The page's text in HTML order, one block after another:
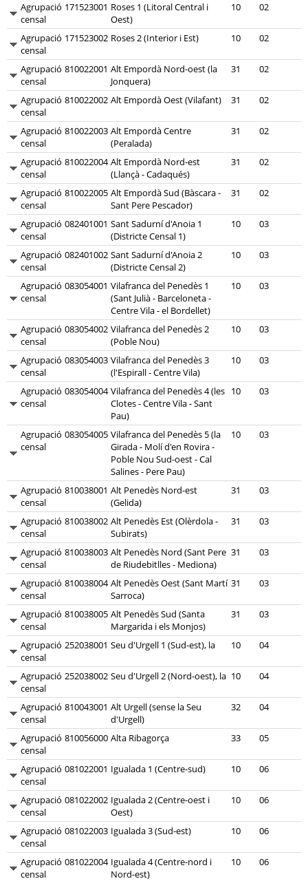
Agrupació
censal
171523001 Roses 1 (Litoral Central i
Oest)
10 02
Agrupació
censal
171523002 Roses 2 (Interior i Est) 10 02
Agrupació
censal
810022001 Alt Empordà Nord-oest (la
Jonquera)
31 02
Agrupació
censal
810022002 Alt Empordà Oest (Vilafant) 31 02
Agrupació
censal
810022003 Alt Empordà Centre
(Peralada)
31 02
Agrupació
censal
810022004 Alt Empordà Nord-est
(Llançà - Cadaqués)
31 02
Agrupació
censal
810022005 Alt Empordà Sud (Bàscara -
Sant Pere Pescador)
31 02
Agrupació
censal
082401001 Sant Sadurní d'Anoia 1
(Districte Censal 1)
10 03
Agrupació
censal
082401002 Sant Sadurní d'Anoia 2
(Districte Censal 2)
10 03
Agrupació
censal
083054001 Vilafranca del Penedès 1
(Sant Julià - Barceloneta -
Centre Vila - el Bordellet)
10 03
Agrupació
censal
083054002 Vilafranca del Penedès 2
(Poble Nou)
10 03
Agrupació
censal
083054003 Vilafranca del Penedès 3
(l'Espirall - Centre Vila)
10 03
Agrupació
censal
083054004 Vilafranca del Penedès 4 (les
Clotes - Centre Vila - Sant
Pau)
10 03
Agrupació
censal
083054005 Vilafranca del Penedès 5 (la
Girada - Molí d'en Rovira -
Poble Nou Sud-oest - Cal
Salines - Pere Pau)
10 03
Agrupació
censal
810038001 Alt Penedès Nord-est
(Gelida)
31 03
Agrupació
censal
810038002 Alt Penedès Est (Olèrdola -
Subirats)
31 03
Agrupació
censal
810038003 Alt Penedès Nord (Sant Pere
de Riudebitlles - Mediona)
31 03
Agrupació
censal
810038004 Alt Penedès Oest (Sant Martí
Sarroca)
31 03
Agrupació
censal
810038005 Alt Penedès Sud (Santa
Margarida i els Monjos)
31 03
Agrupació
censal
252038001 Seu d'Urgell 1 (Sud-est), la 10 04
Agrupació
censal
252038002 Seu d'Urgell 2 (Nord-oest), la 10 04
Agrupació
censal
810043001 Alt Urgell (sense la Seu
d'Urgell)
32 04
Agrupació
censal
810056000 Alta Ribagorça 33 05
Agrupació
censal
081022001 Igualada 1 (Centre-sud) 10 06
Agrupació
censal
081022002 Igualada 2 (Centre-oest i
Oest)
10 06
Agrupació
censal
081022003 Igualada 3 (Sud-est) 10 06
Agrupació
censal
081022004 Igualada 4 (Centre-nord i
Nord-est)
10 06